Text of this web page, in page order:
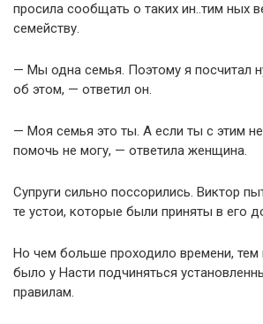
просила сообщать о таких ин..тим ных
семейству.
— Мы одна семья. Поэтому я посчитал
об этом, — ответил он.
— Моя семья это ты. А если ты с этим
помочь не могу, — ответила женщина.
Супруги сильно поссорились. Виктор
те устои, которые были приняты в его
Но чем больше проходило времени,
было у Насти подчиняться
правилам.